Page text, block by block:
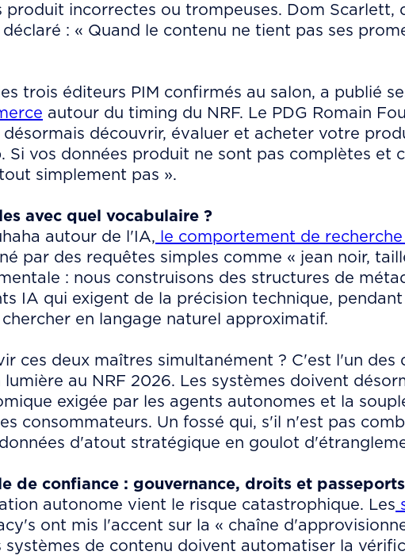
produit incorrectes ou trompeuses. Dom Scarlett,
déclaré : « Quand le contenu ne tient pas ses
trois éditeurs PIM confirmés au salon, a publié
autour du timing du NRF. Le PDG Romain
découvrir, évaluer et acheter votre
Si vos données produit ne sont pas complètes et
simplement pas ».
avec quel vocabulaire ?
autour de l'IA, le comportement de
par des requêtes simples comme « jean noir,
: nous construisons des structures de
IA qui exigent de la précision technique, pendant
en langage naturel approximatif.
ces deux maîtres simultanément ? C'est l'un des
lumière au NRF 2026. Les systèmes doivent
exigée par les agents autonomes et la
consommateurs. Un fossé qui, s'il n'est pas
d'atout stratégique en goulot
de confiance : gouvernance, droits et
autonome vient le risque catastrophique. Les
ont mis l'accent sur la « chaîne
systèmes de contenu doivent automatiser la